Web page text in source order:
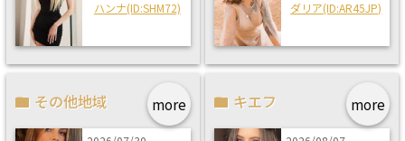
ハンナ(ID:SHM72)
ダリア(ID:AR45JP)
more
その他地域 more
キエフ